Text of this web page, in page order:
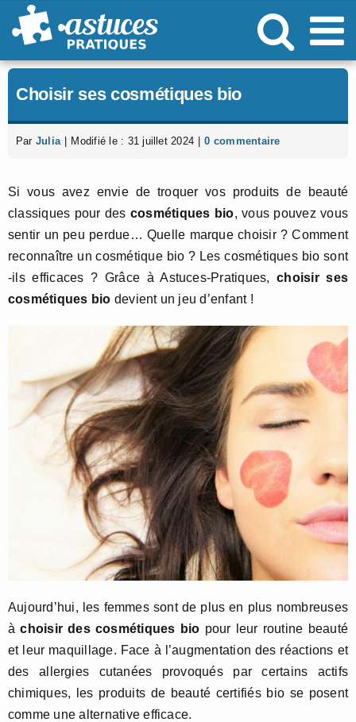
Passer
au
Choisir ses cosmétiques bio
Par Julia Modifié le : 31 juillet 2024 0 commentaire
Si vous avez envie de troquer vos produits de beauté
classiques pour des cosmétiques bio, vous pouvez vous
sentir un peu perdue… Quelle marque choisir ? Comment
reconnaître un cosmétique bio ? Les cosmétiques bio sont
-ils efficaces ? Grâce à Astuces-Pratiques, choisir ses
cosmétiques bio devient un jeu d’enfant !
Aujourd’hui, les femmes sont de plus en plus nombreuses
àchoisir des cosmétiques bio pour leur routine beauté
et leur maquillage. Face à l’augmentation des réactions et
des allergies cutanées provoqués par certains actifs
chimiques, les produits de beauté certifiés bio se posent
comme une alternative efficace.